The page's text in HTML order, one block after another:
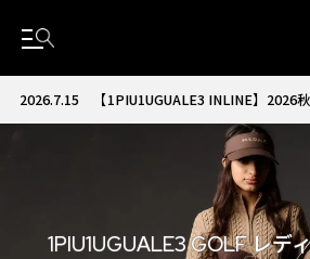
2026.7.15【1PIU1UGUALE3 INLINE】2026
1PIU1UGUALE3 GOLF レデ